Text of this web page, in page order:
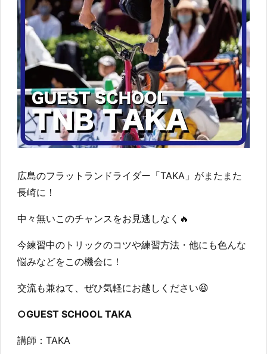
広島のフラットランドライダー「TAKA」がまたまた
長崎に！
中々無いこのチャンスをお見逃しなく🔥
今練習中のトリックのコツや練習方法・他にも色んな
悩みなどをこの機会に！
交流も兼ねて、ぜひ気軽にお越しください😆
○GUEST SCHOOL TAKA
講師：TAKA